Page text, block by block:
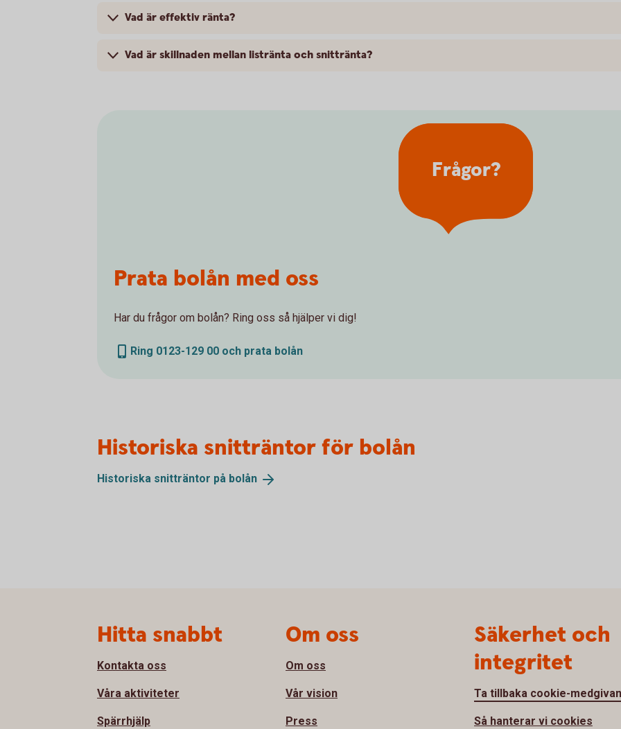
Vad är effektiv ränta?
Vad är skillnaden mellan listränta och snittränta?
Frågor?
Prata bolån med oss
Har du frågor om bolån? Ring oss så hjälper vi dig!
Ring 0123-129 00 och prata bolån
Historiska snitträntor för bolån
Historiska snitträntor på bolån
Hitta snabbt
Kontakta oss
Våra aktiviteter
Spärrhjälp
Om oss
Om oss
Vår vision
Press
Säkerhet och
integritet
Ta tillbaka cookie-
Så hanterar vi cookies